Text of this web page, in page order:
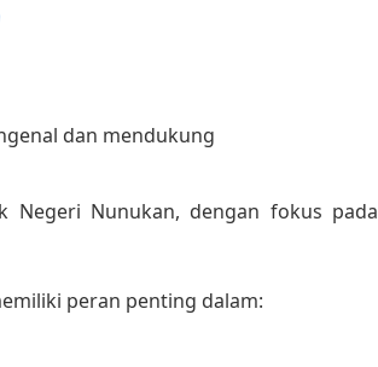
dan mendukung
Nunukan, dengan fokus pada
peran penting dalam: